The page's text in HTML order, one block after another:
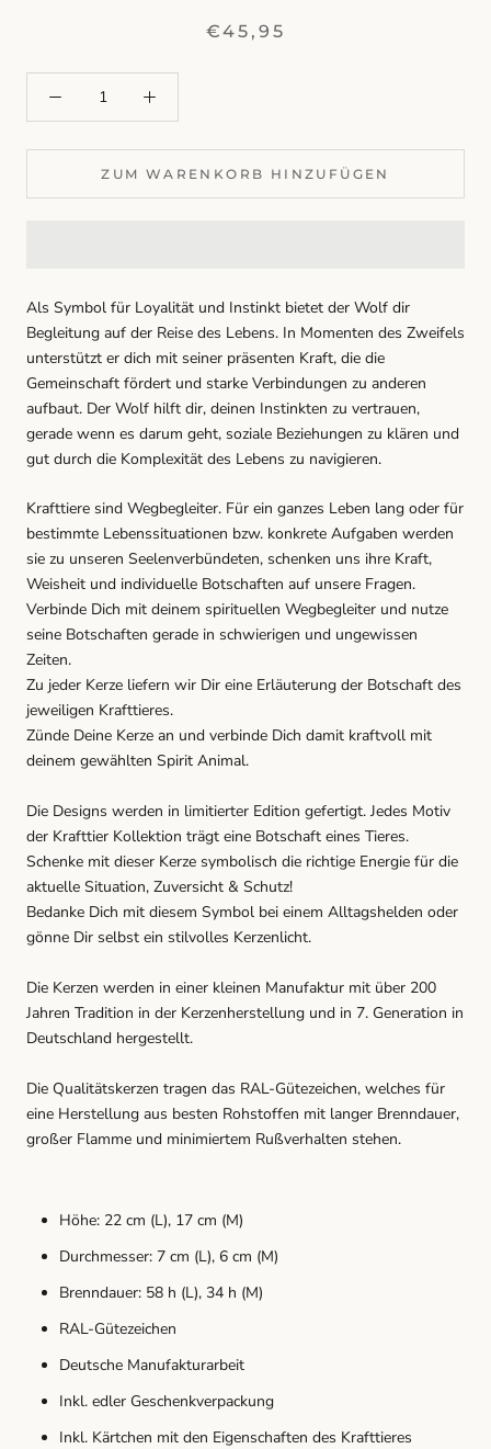
€45,95
ZUM WARENKORB HINZUFÜGEN
Als Symbol für Loyalität und Instinkt bietet der Wolf dir
Begleitung auf der Reise des Lebens. In Momenten des Zweifels
unterstützt er dich mit seiner präsenten Kraft, die die
Gemeinschaft fördert und starke Verbindungen zu anderen
aufbaut. Der Wolf hilft dir, deinen Instinkten zu vertrauen,
gerade wenn es darum geht, soziale Beziehungen zu klären und
gut durch die Komplexität des Lebens zu navigieren.
Krafttiere sind Wegbegleiter. Für ein ganzes Leben lang oder für
bestimmte Lebenssituationen bzw. konkrete Aufgaben werden
sie zu unseren Seelenverbündeten, schenken uns ihre Kraft,
Weisheit und individuelle Botschaften auf unsere Fragen.
Verbinde Dich mit deinem spirituellen Wegbegleiter und nutze
seine Botschaften gerade in schwierigen und ungewissen
Zeiten.
Zu jeder Kerze liefern wir Dir eine Erläuterung der Botschaft des
jeweiligen Krafttieres.
Zünde Deine Kerze an und verbinde Dich damit kraftvoll mit
deinem gewählten Spirit Animal.
Die Designs werden in limitierter Edition gefertigt. Jedes Motiv
der Krafttier Kollektion trägt eine Botschaft eines Tieres.
Schenke mit dieser Kerze symbolisch die richtige Energie für die
aktuelle Situation, Zuversicht & Schutz!
Bedanke Dich mit diesem Symbol bei einem Alltagshelden oder
gönne Dir selbst ein stilvolles Kerzenlicht.
Die Kerzen werden in einer kleinen Manufaktur mit über 200
Jahren Tradition in der Kerzenherstellung und in 7. Generation in
Deutschland hergestellt.
Die Qualitätskerzen tragen das RAL-Gütezeichen, welches für
eine Herstellung aus besten Rohstoffen mit langer Brenndauer,
großer Flamme und minimiertem Rußverhalten stehen.
Höhe: 22 cm (L), 17 cm (M)
Durchmesser: 7 cm (L), 6 cm (M)
Brenndauer: 58 h (L), 34 h (M)
RAL-Gütezeichen
Deutsche Manufakturarbeit
Inkl. edler Geschenkverpackung
Inkl. Kärtchen mit den Eigenschaften des Krafttieres